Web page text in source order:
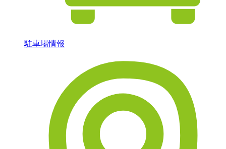
駐車場情報